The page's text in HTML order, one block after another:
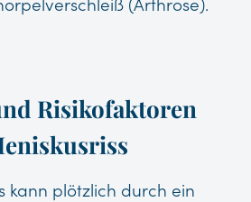
(Arthrose).
Risikofaktoren
kann plötzlich durch ein